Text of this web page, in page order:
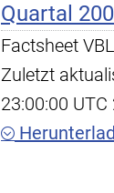
Quartal
Factsheet
Zuletzt
23:00:00 UTC